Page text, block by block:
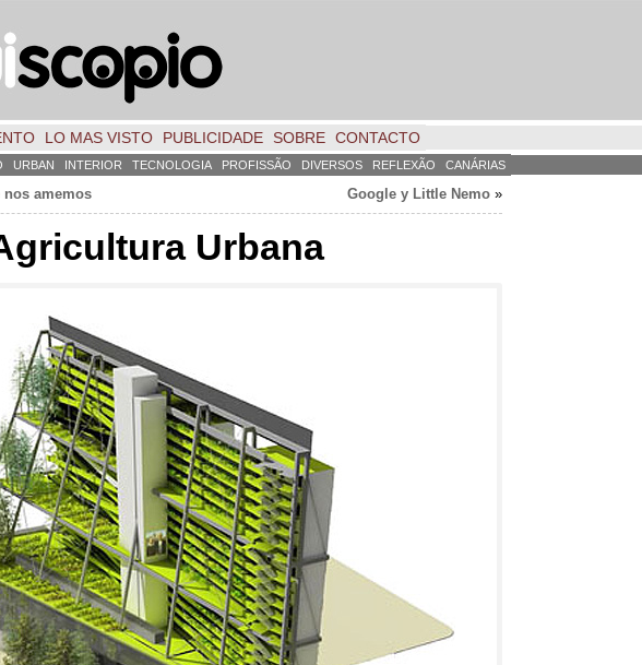
LO MAS VISTO PUBLICIDADE SOBRE CONTACTO
URBAN INTERIOR TECNOLOGIA PROFISSÃO DIVERSOS REFLEXÃO CANÁRIAS
nos amemos Google y Little Nemo »
Urbana